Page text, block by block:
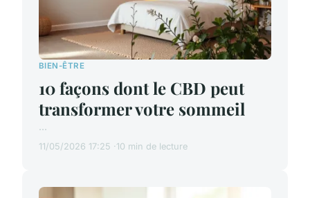
BIEN-ÊTRE
10 façons dont le CBD peut
transformer votre sommeil
...
11/05/2026 17:25 10 min de lecture